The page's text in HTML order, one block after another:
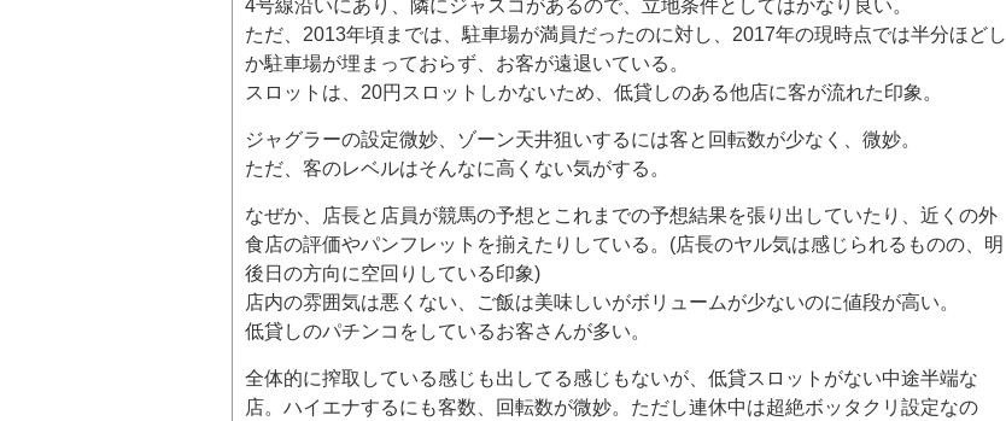
4号線沿いにあり、隣にジャスコがあるので、立地条件としてはかなり良い。
ただ、2013年頃までは、駐車場が満員だったのに対し、2017年の現時点では半分ほどし
か駐車場が埋まっておらず、お客が遠退いている。
スロットは、20円スロットしかないため、低貸しのある他店に客が流れた印象。
ジャグラーの設定微妙、ゾーン天井狙いするには客と回転数が少なく、微妙。
ただ、客のレベルはそんなに高くない気がする。
なぜか、店長と店員が競馬の予想とこれまでの予想結果を張り出していたり、近くの外
食店の評価やパンフレットを揃えたりしている。(店長のヤル気は感じられるものの、明
後日の方向に空回りしている印象)
店内の雰囲気は悪くない、ご飯は美味しいがボリュームが少ないのに値段が高い。
低貸しのパチンコをしているお客さんが多い。
全体的に搾取している感じも出してる感じもないが、低貸スロットがない中途半端な
店。ハイエナするにも客数、回転数が微妙。ただし連休中は超絶ボッタクリ設定なの